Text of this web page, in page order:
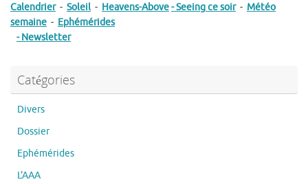
Calendrier- Soleil - Heavens-Above- Seeing ce soir- Météo
semaine - Ephémérides
- Newsletter
Catégories
Divers
Dossier
Ephémérides
L'AAA